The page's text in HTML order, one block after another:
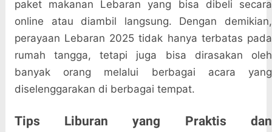
paket makanan Lebaran yang bisa dibeli secara
online atau diambil langsung. Dengan demikian,
perayaan Lebaran 2025 tidak hanya terbatas pada
rumah tangga, tetapi juga bisa dirasakan oleh
banyak orang melalui berbagai acara yang
diselenggarakan di berbagai tempat.
Tips Liburan yang Praktis dan